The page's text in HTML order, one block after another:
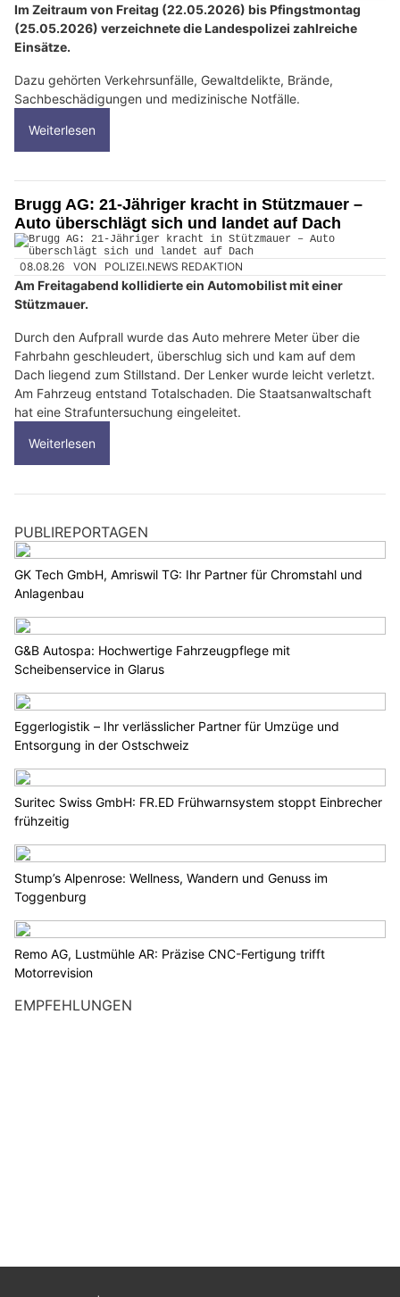
Im Zeitraum von Freitag (22.05.2026) bis Pfingstmontag
(25.05.2026) verzeichnete die Landespolizei zahlreiche
Einsätze.
Dazu gehörten Verkehrsunfälle, Gewaltdelikte, Brände,
Sachbeschädigungen und medizinische Notfälle.
Weiterlesen
Brugg AG: 21-Jähriger kracht in Stützmauer –
Auto überschlägt sich und landet auf Dach
08.08.26 VON POLIZEI.NEWS REDAKTION
Am Freitagabend kollidierte ein Automobilist mit einer
Stützmauer.
Durch den Aufprall wurde das Auto mehrere Meter über die
Fahrbahn geschleudert, überschlug sich und kam auf dem
Dach liegend zum Stillstand. Der Lenker wurde leicht verletzt.
Am Fahrzeug entstand Totalschaden. Die Staatsanwaltschaft
hat eine Strafuntersuchung eingeleitet.
Weiterlesen
PUBLIREPORTAGEN
GK Tech GmbH, Amriswil TG: Ihr Partner für Chromstahl und
Anlagenbau
G&B Autospa: Hochwertige Fahrzeugpflege mit
Scheibenservice in Glarus
Eggerlogistik – Ihr verlässlicher Partner für Umzüge und
Entsorgung in der Ostschweiz
Suritec Swiss GmbH: FR.ED Frühwarnsystem stoppt Einbrecher
frühzeitig
Stump’s Alpenrose: Wellness, Wandern und Genuss im
Toggenburg
Remo AG, Lustmühle AR: Präzise CNC-Fertigung trifft
Motorrevision
EMPFEHLUNGEN